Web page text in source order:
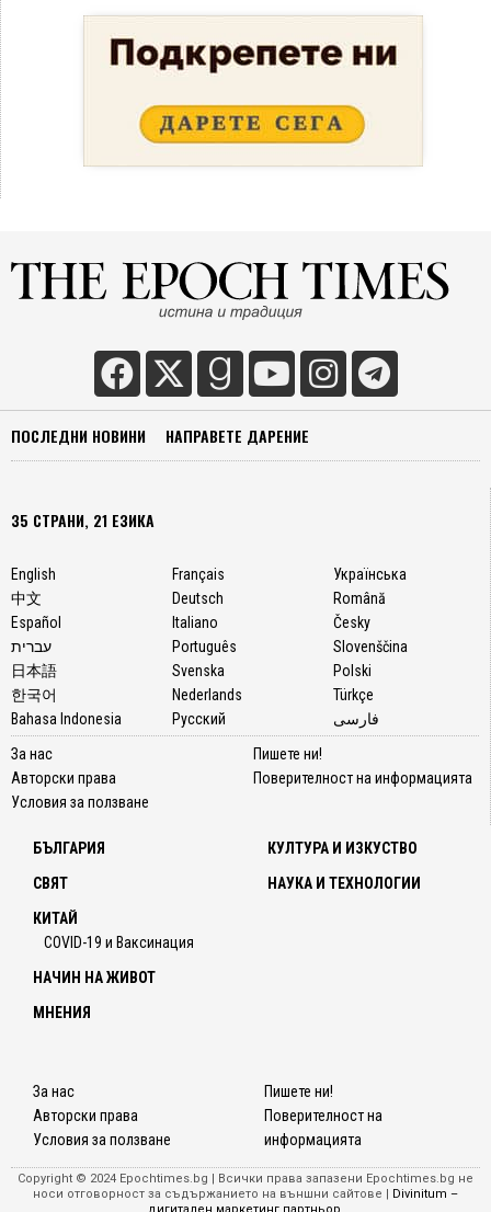
ПОСЛЕДНИ НОВИНИ НАПРАВЕТЕ ДАРЕНИЕ
35 СТРАНИ, 21 ЕЗИКА
English
中文
Español
עברית
日本語
한국어
Bahasa Indonesia
Français
Deutsch
Italiano
Português
Svenska
Nederlands
Русский
Українська
Română
Česky
Slovenščina
Polski
Türkçe
فارسی
За нас
Авторски права
Условия за ползване
Пишете ни!
Поверителност на информацията
БЪЛГАРИЯ
СВЯТ
КИТАЙ
COVID-19 и Ваксинация
КУЛТУРА И ИЗКУСТВО
НАУКА И ТЕХНОЛОГИИ
НАЧИН НА ЖИВОТ
МНЕНИЯ
За нас
Авторски права
Условия за ползване
Пишете ни!
Поверителност на
информацията
Copyright © 2024 Epochtimes.bg | Всички права запазени Epochtimes.bg не
носи отговорност за съдържанието на външни сайтове |
Divinitum –